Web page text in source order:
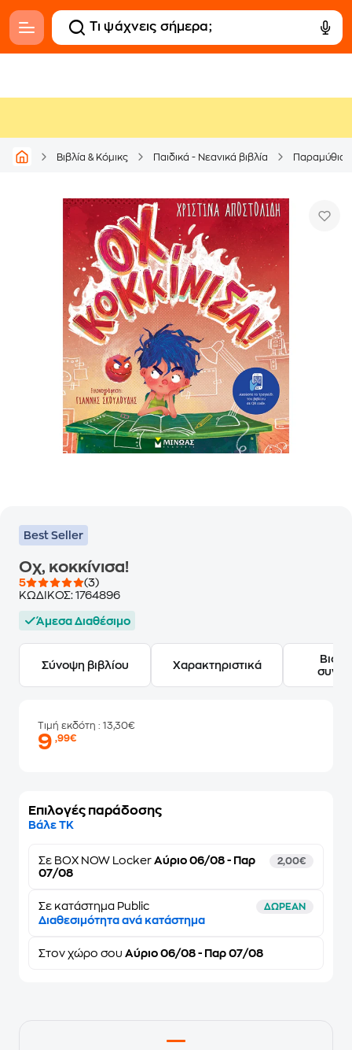
Βιβλία & Κόμικς Παιδικά - Νεανικά βιβλία Παραμύθια
Best Seller
Οχ, κοκκίνισα!
5
(3)
ΚΩΔΙΚΟΣ: 1764896
Άμεσα Διαθέσιμο
Σύνοψη βιβλίου Χαρακτηριστικά
Τιμή εκδότη : 13,30€
9,99€
Επιλογές παράδοσης
Βάλε ΤΚ
Σε BOX NOW Locker Αύριο 06/08 - Παρ
07/08
2,00€
Σε κατάστημα Public ΔΩΡΕΑΝ
Διαθεσιμότητα ανά κατάστημα
Στον χώρο σου Αύριο 06/08 - Παρ 07/08